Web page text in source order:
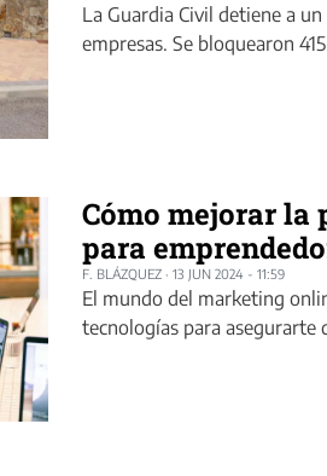
La Guardia Civil detiene a
empresas. Se bloquearon
Cómo mejorar la
para
F. BLÁZQUEZ · 13 JUN 2024 - 11:59
El mundo del marketing
tecnologías para